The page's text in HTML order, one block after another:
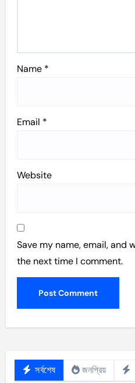
Name *
Email *
Website
Save my name, email, and
the next time I comment.
সর্বশেষ জনপ্রিয়